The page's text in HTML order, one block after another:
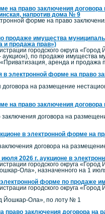
на право заключения
напротив дома № 9
форме на право
продаже имущества
и продажа прав»)
городского округа
по продаже имущества
аренда и продажа
электронной форме на право
на размещение
на право заключения
договора на
в электронной форме на
договора на
июля 2026 г. аукционе в
городского округа
Ола», назначенного на 1
электронной форме по продаже
городского округа
Йошкар-Ола», по лоту № 1
заключения договора на